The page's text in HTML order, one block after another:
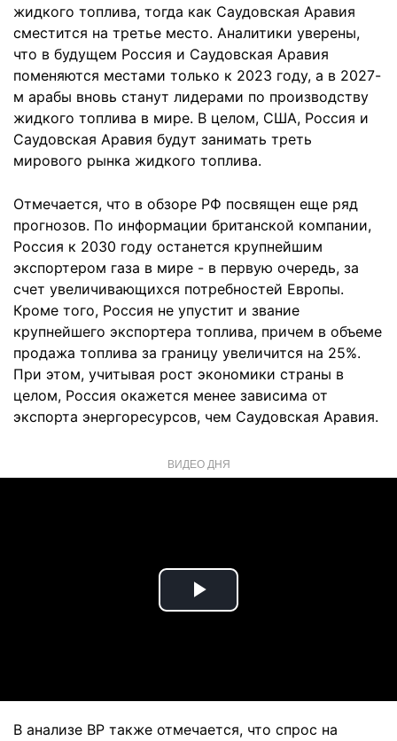
жидкого топлива, тогда как Саудовская Аравия
сместится на третье место. Аналитики уверены,
что в будущем Россия и Саудовская Аравия
поменяются местами только к 2023 году, а в 2027-
м арабы вновь станут лидерами по производству
жидкого топлива в мире. В целом, США, Россия и
Саудовская Аравия будут занимать треть
мирового рынка жидкого топлива.
Отмечается, что в обзоре РФ посвящен еще ряд
прогнозов. По информации британской компании,
Россия к 2030 году останется крупнейшим
экспортером газа в мире - в первую очередь, за
счет увеличивающихся потребностей Европы.
Кроме того, Россия не упустит и звание
крупнейшего экспортера топлива, причем в объеме
продажа топлива за границу увеличится на 25%.
При этом, учитывая рост экономики страны в
целом, Россия окажется менее зависима от
экспорта энергоресурсов, чем Саудовская Аравия.
ВИДЕО ДНЯ
Play
В анализе BP также отмечается, что спрос на